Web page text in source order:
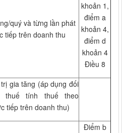
quý và từng lần phát
tiếp trên doanh thu
khoản 1,
điểm a
khoản 4,
điểm d
khoản 4
Điều 8
gia tăng (áp dụng đối
thuế tính thuế theo
tiếp trên doanh thu)
Điểm b